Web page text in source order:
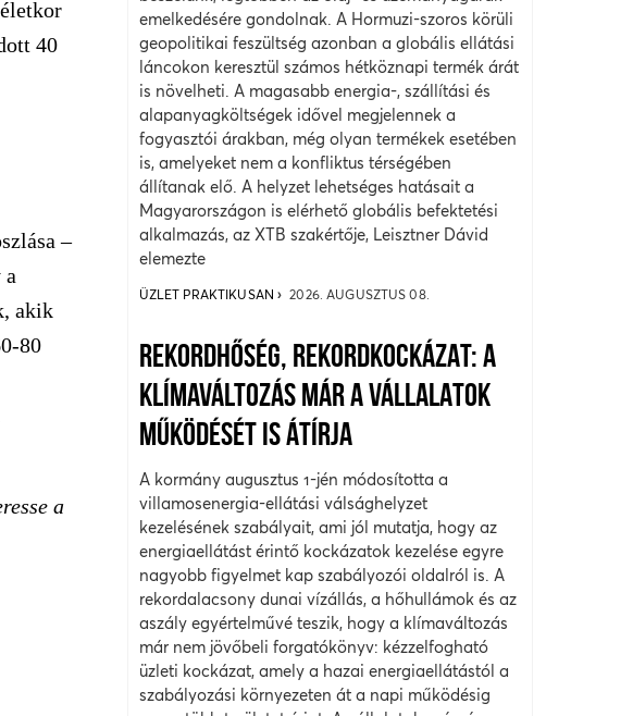
40
–
a
akik
80
a
emelkedésére gondolnak. A Hormuzi-szoros körüli
geopolitikai feszültség azonban a globális ellátási
láncokon keresztül számos hétköznapi termék árát
is növelheti. A magasabb energia-, szállítási és
alapanyagköltségek idővel megjelennek a
fogyasztói árakban, még olyan termékek esetében
is, amelyeket nem a konfliktus térségében
állítanak elő. A helyzet lehetséges hatásait a
Magyarországon is elérhető globális befektetési
alkalmazás, az XTB szakértője, Leisztner Dávid
elemezte
ÜZLET PRAKTIKUSAN 2026. AUGUSZTUS 08.
REKORDHŐSÉG, REKORDKOCKÁZAT: A
KLÍMAVÁLTOZÁS MÁR A VÁLLALATOK
MŰKÖDÉSÉT IS ÁTÍRJA
A kormány augusztus 1-jén módosította a
villamosenergia-ellátási válsághelyzet
kezelésének szabályait, ami jól mutatja, hogy az
energiaellátást érintő kockázatok kezelése egyre
nagyobb figyelmet kap szabályozói oldalról is. A
rekordalacsony dunai vízállás, a hőhullámok és az
aszály egyértelművé teszik, hogy a klímaváltozás
már nem jövőbeli forgatókönyv: kézzelfogható
üzleti kockázat, amely a hazai energiaellátástól a
szabályozási környezeten át a napi működésig